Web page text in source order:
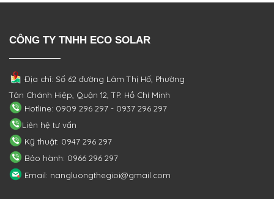
CÔNG TY TNHH ECO SOLAR
Địa chỉ: Số 62 đường Lâm Thị Hố, Phường
Tân Chánh Hiệp, Quận 12, TP. Hồ Chí Minh
Hotline: 0909 296 297 - 0937 296 297
Liên hệ tư vấn
Kỹ thuật: 0947 296 297
Bảo hành: 0966 296 297
Email: nangluongthegioi@gmail.com